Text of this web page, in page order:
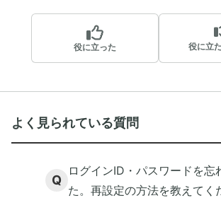
役に立った 役に立
よく見られている質問
Q
ログインID・パスワードを忘
た。再設定の方法を教えてく